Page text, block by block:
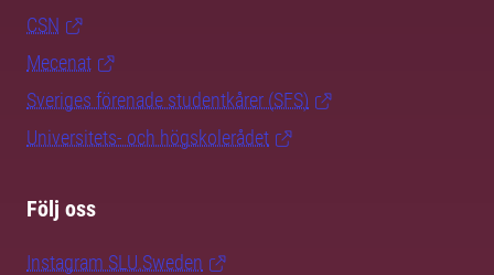
CSN
Mecenat
Sveriges förenade studentkårer (SFS)
Universitets- och högskolerådet
Följ oss
Instagram SLU.Sweden